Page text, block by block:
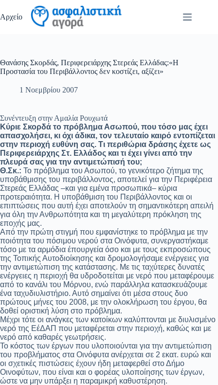
στο
περιεχόμενο
Αρχείο
Θανάσης Σκορδάς, Περιφερειάρχης Στερεάς Ελλάδας:«Η
Προστασία του Περιβάλλοντος δεν κοστίζει, αξίζει»
1 Νοεμβρίου 2007
Συνέντευξη στην Αμαλία Ρουχωτά
Κύριε Σκορδά το πρόβλημα Ασωπού, που τόσο μας έχει
απασχολήσει, κι όχι άδικα, τον τελευταίο καιρό εντοπίζεται
στην περιοχή ευθύνη σας. Τι περιθώρια δράσης έχετε ως
Περιφερειάρχης Στ. Ελλάδος και τι έχει γίνει από την
πλευρά σας για την αντιμετώπισή του;
Θ.Σκ.: Το πρόβλημα του Ασωπού, το γενικότερο ζήτημα της
υποβάθμισης του περιβάλλοντος, αποτελεί για την Περιφέρεια
Στερεάς Ελλάδας –και για εμένα προσωπικά– κύρια
προτεραιότητα. H υποβάθμιση του Περιβάλλοντος και οι
επιπτώσεις που αυτή έχει αποτελούν τη σημαντικότερη απειλή
για όλη την Ανθρωπότητα και τη μεγαλύτερη πρόκληση της
εποχής μας.
Από την πρώτη στιγμή που εμφανίστηκε το πρόβλημα με την
ποιότητα του πόσιμου νερού στα Οινόφυτα, συνεργαστήκαμε
τόσο με τα αρμόδια έπουργεία όσο και με τους εκπροσώπους
της Τοπικής Αυτοδιοίκησης και δρομολογήσαμε ενέργειες για
την αντιμετώπιση της κατάστασης. Με τις ταχύτερες δυνατές
ενέργειες η περιοχή θα υδροδοτείται με νερό που μεταφέρουμε
από το κανάλι του Μόρνου, ενώ παράλληλα κατασκευάζουμε
ένα ταχυδιυλιστήριο. Αυτό σημαίνει ότι μέσα στους δυο
πρώτους μήνες του 2008, με την ολοκλήρωση του έργου, θα
δοθεί οριστική λύση στο πρόβλημα.
Μέχρι τότε οι ανάγκες των κατοίκων καλύπτονται με διυλισμένο
νερό της ΕέΔΑΠ που μεταφέρεται στην περιοχή, καθώς και με
νερό από καθαρές γεωτρήσεις.
Το κόστος των έργων που υλοποιούνται για την αντιμετώπιση
του προβλήματος στα Οινόφυτα ανέρχεται σε 2 εκατ. ευρώ και
οι σχετικές πιστώσεις έχουν ήδη μεταφερθεί στο Δήμο
Οινοφύτων, που είναι και ο φορέας υλοποίησης των έργων,
ώστε να μην υπάρξει η παραμικρή καθυστέρηση.